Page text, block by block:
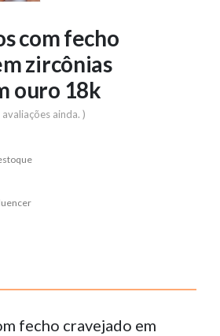
com fecho
zircônias
ouro 18k
avaliações ainda. )
fecho cravejado em